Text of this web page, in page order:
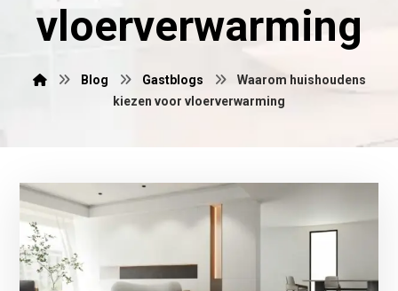
vloerverwarming
Blog Gastblogs
Waarom huishoudens
kiezen voor vloerverwarming